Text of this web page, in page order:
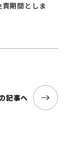
期間としま
記事へ